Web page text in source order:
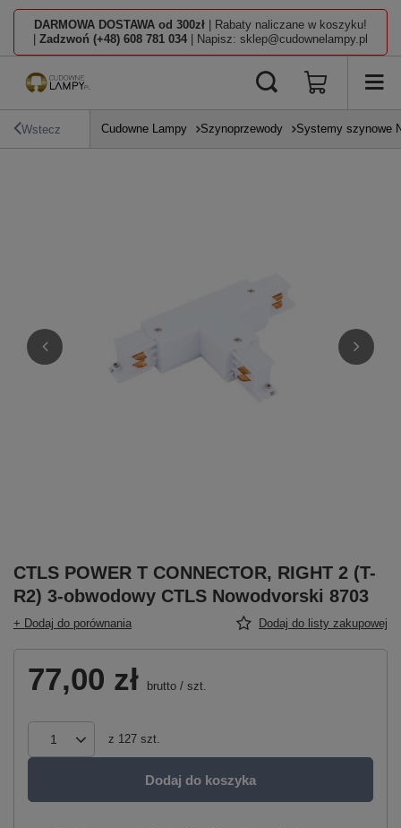
DARMOWA DOSTAWA od 300zł | Rabaty naliczane w koszyku!
Zadzwoń (+48) 608 781 034 | Napisz: sklep@cudownelampy.pl
Wstecz Cudowne Lampy Szynoprzewody Systemy szynowe
CTLS POWER T CONNECTOR, RIGHT 2 (T-
R2) 3-obwodowy CTLS Nowodvorski 8703
+ Dodaj do porównania Dodaj do listy zakupowej
77,00 zł brutto / szt.
z 127 szt.
Dodaj do koszyka